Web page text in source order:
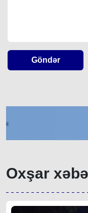
Göndər
Oxşar